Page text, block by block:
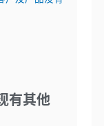
有其他